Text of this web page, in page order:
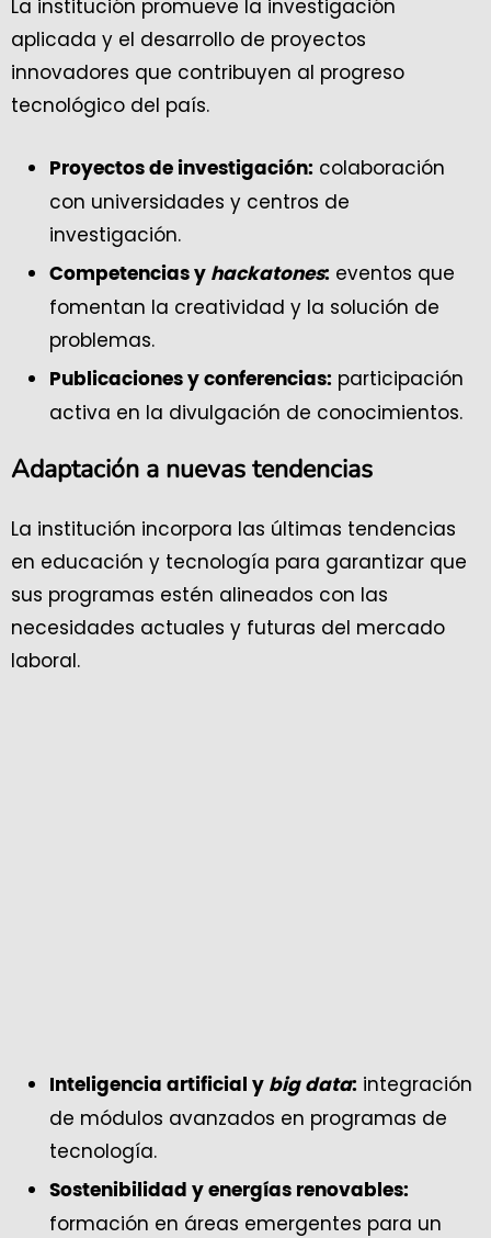
La institución promueve la investigación
aplicada y el desarrollo de proyectos
innovadores que contribuyen al progreso
tecnológico del país.
Proyectos de investigación: colaboración
con universidades y centros de
investigación.
Competencias y hackatones: eventos que
fomentan la creatividad y la solución de
problemas.
Publicaciones y conferencias: participación
activa en la divulgación de conocimientos.
Adaptación a nuevas tendencias
La institución incorpora las últimas tendencias
en educación y tecnología para garantizar que
sus programas estén alineados con las
necesidades actuales y futuras del mercado
laboral.
Inteligencia artificial y big data: integración
de módulos avanzados en programas de
tecnología.
Sostenibilidad y energías renovables:
formación en áreas emergentes para un